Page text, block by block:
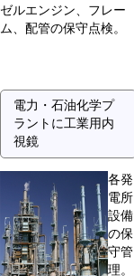
ゼルエンジン、フレー
ム、配管の保守点検。
電力・石油化学プ
ラントに工業用内
視鏡
各発
電所
設備
の保
守管
理。